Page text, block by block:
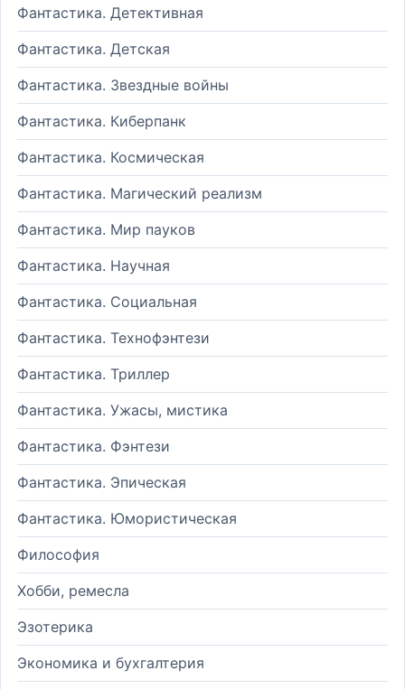
Фантастика. Детективная
Фантастика. Детская
Фантастика. Звездные войны
Фантастика. Киберпанк
Фантастика. Космическая
Фантастика. Магический реализм
Фантастика. Мир пауков
Фантастика. Научная
Фантастика. Социальная
Фантастика. Технофэнтези
Фантастика. Триллер
Фантастика. Ужасы, мистика
Фантастика. Фэнтези
Фантастика. Эпическая
Фантастика. Юмористическая
Философия
Хобби, ремесла
Эзотерика
Экономика и бухгалтерия